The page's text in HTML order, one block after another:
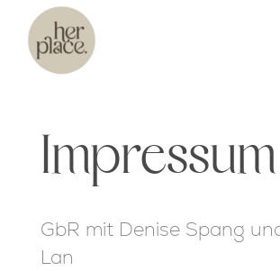
Skip
content
ÜBER UNS
Impressum
GbR mit Denise Spang
Lan